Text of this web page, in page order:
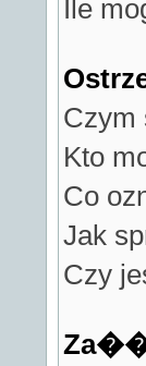
Ile
Kto
Co
Jak
Czy